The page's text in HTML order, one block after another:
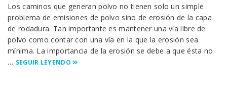
Los caminos que generan polvo no tienen solo un simple
problema de emisiones de polvo sino de erosión de la capa
de rodadura. Tan importante es mantener una vía libre de
polvo como contar con una vía en la que la erosión sea
mínima. La importancia de la erosión se debe a que ésta no
… SEGUIR LEYENDO